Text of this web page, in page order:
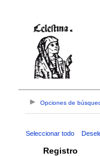
Opciones de
Seleccionar todo
Registro